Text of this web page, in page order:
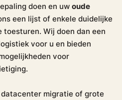
doen en uwoude
een lijst of enkele duidelijke
toesturen. Wij doen dan een
voor u en bieden
voor
migratie of grote